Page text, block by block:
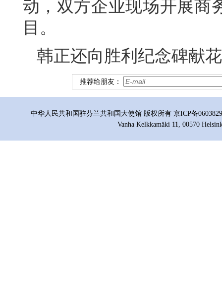
动，双方企业现场开展商
目。
韩正还向胜利纪念碑献
推荐给朋友：
中华人民共和国驻芬兰共和国大使馆 版权所有 京ICP备
Vanha Kelkkamäki 11, 00570